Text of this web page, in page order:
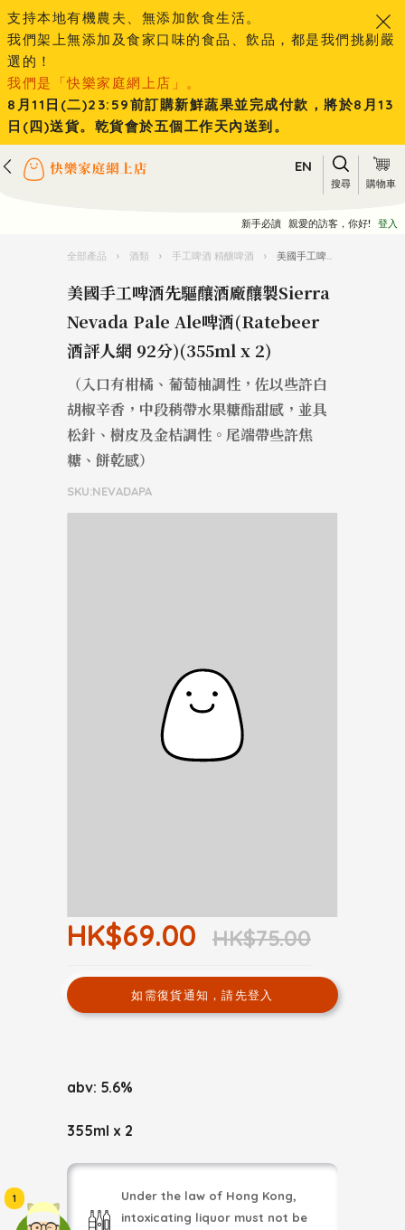
1
支持本地有機農夫、無添加飲食生活。
我們架上無添加及食家口味的食品、飲品，都是我們挑剔嚴
選的！
我們是「快樂家庭網上店」。
8月11日(二)23:59前訂購新鮮蔬果並完成付款，將於8月13
日(四)送貨。乾貨會於五個工作天內送到。
EN
搜尋 購物車
新手必讀 親愛的訪客，你好! 登入
全部產品 › 酒類 › 手工啤酒 精釀啤酒 › 美國手工啤酒先驅釀酒廠釀製Sierra Nevada Pale Ale啤酒(Ratebeer 酒評人網 92分)(355ml x 2)
美國手工啤酒先驅釀酒廠釀製Sierra
Nevada Pale Ale啤酒(Ratebeer
酒評人網 92分)(355ml x 2)
（入口有柑橘、葡萄柚調性，佐以些許白
胡椒辛香，中段稍帶水果糖酯甜感，並具
松針、樹皮及金桔調性。尾端帶些許焦
糖、餅乾感）
SKU:NEVADAPA
HK$69.00 HK$75.00
如需復貨通知，請先登入
abv: 5.6%
355ml x 2
Under the law of Hong Kong,
intoxicating liquor must not be